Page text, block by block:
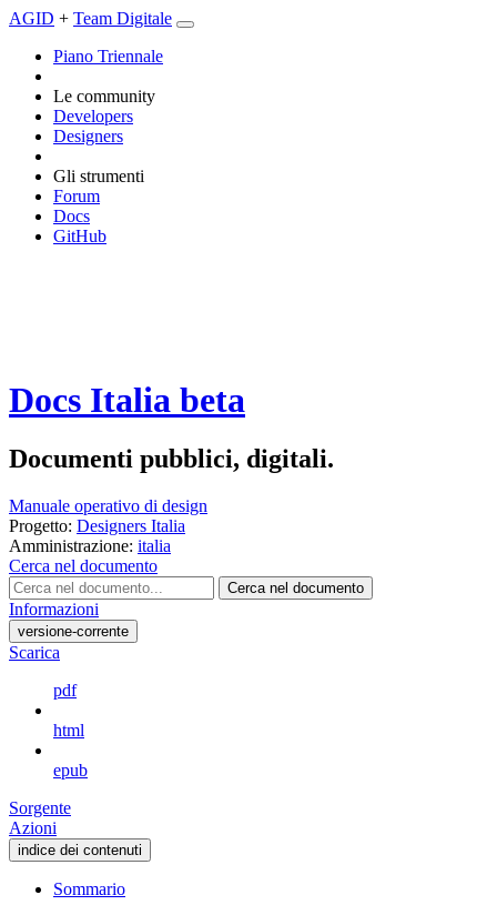
AGID + Team Digitale
Piano Triennale
Le community
Developers
Designers
Gli strumenti
Forum
Docs
GitHub
Docs Italia beta
Documenti pubblici, digitali.
Manuale operativo di design
Progetto: Designers Italia
Amministrazione: italia
Cerca nel documento
Cerca nel documento
Informazioni
versione-corrente
Scarica
pdf
html
epub
Sorgente
Azioni
indice dei contenuti
Sommario